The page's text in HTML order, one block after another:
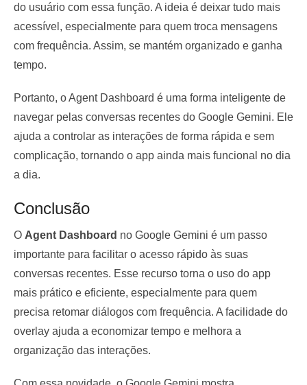
do usuário com essa função. A ideia é deixar tudo mais
acessível, especialmente para quem troca mensagens
com frequência. Assim, se mantém organizado e ganha
tempo.
Portanto, o Agent Dashboard é uma forma inteligente de
navegar pelas conversas recentes do Google Gemini. Ele
ajuda a controlar as interações de forma rápida e sem
complicação, tornando o app ainda mais funcional no dia
a dia.
Conclusão
O Agent Dashboard no Google Gemini é um passo
importante para facilitar o acesso rápido às suas
conversas recentes. Esse recurso torna o uso do app
mais prático e eficiente, especialmente para quem
precisa retomar diálogos com frequência. A facilidade do
overlay ajuda a economizar tempo e melhora a
organização das interações.